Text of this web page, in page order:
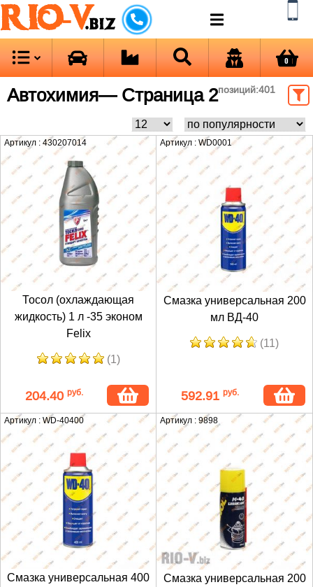
RIO-V.biz
0
Автохимия— Страница 2позиций:401
Артикул : 430207014
Тосол (охлаждающая
жидкость) 1 л -35 эконом
Felix
(1)
204.40 руб.
Артикул : WD0001
Смазка универсальная 200
мл ВД-40
(11)
592.91 руб.
Артикул : WD-40400
Смазка универсальная 400
Артикул : 9898
Смазка универсальная 200